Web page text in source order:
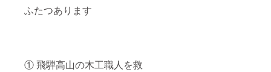
ふたつあります
① 飛騨高山の木工職人を救